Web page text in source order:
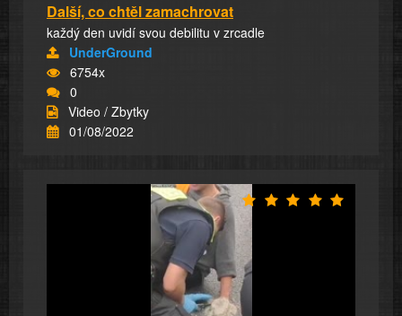
Další, co chtěl zamachrovat
každý den uvidí svou debilitu v zrcadle
UnderGround
6754x
0
Video / Zbytky
01/08/2022